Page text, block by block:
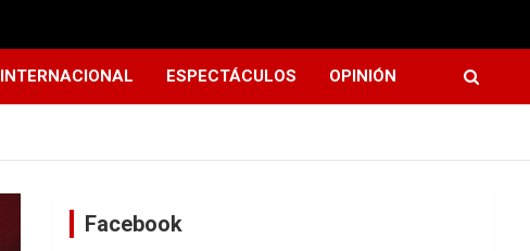
INTERNACIONAL ESPECTÁCULOS OPINIÓN
Facebook